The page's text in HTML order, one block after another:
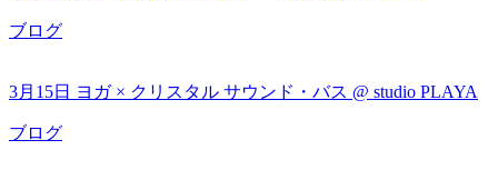
ブログ
3月15日 ヨガ × クリスタル サウンド・バス @ studio PLAYA
ブログ